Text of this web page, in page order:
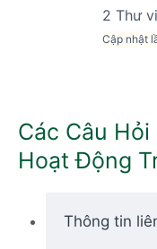
2 Thư
Cập nhật
Các Câu
Hoạt Động
Thông tin